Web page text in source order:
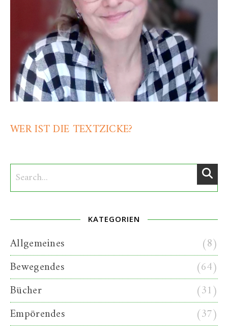
WER IST DIE TEXTZICKE?
KATEGORIEN
Allgemeines
(8)
Bewegendes
(64)
Bücher
(31)
Empörendes
(37)